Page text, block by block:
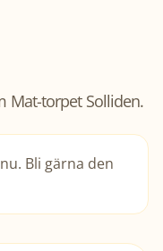
Mat-torpet Solliden.
Bli gärna den